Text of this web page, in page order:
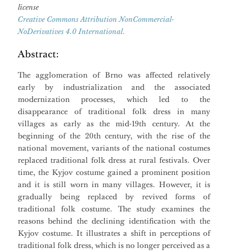
license
Creative Commons Attribution NonCommercial-
NoDerivatives 4.0 International.
Abstract:
The agglomeration of Brno was affected relatively
early by industrialization and the associated
modernization processes, which led to the
disappearance of traditional folk dress in many
villages as early as the mid-19th century. At the
beginning of the 20th century, with the rise of the
national movement, variants of the national costumes
replaced traditional folk dress at rural festivals. Over
time, the Kyjov costume gained a prominent position
and it is still worn in many villages. However, it is
gradually being replaced by revived forms of
traditional folk costume. The study examines the
reasons behind the declining identification with the
Kyjov costume. It illustrates a shift in perceptions of
traditional folk dress, which is no longer perceived as a